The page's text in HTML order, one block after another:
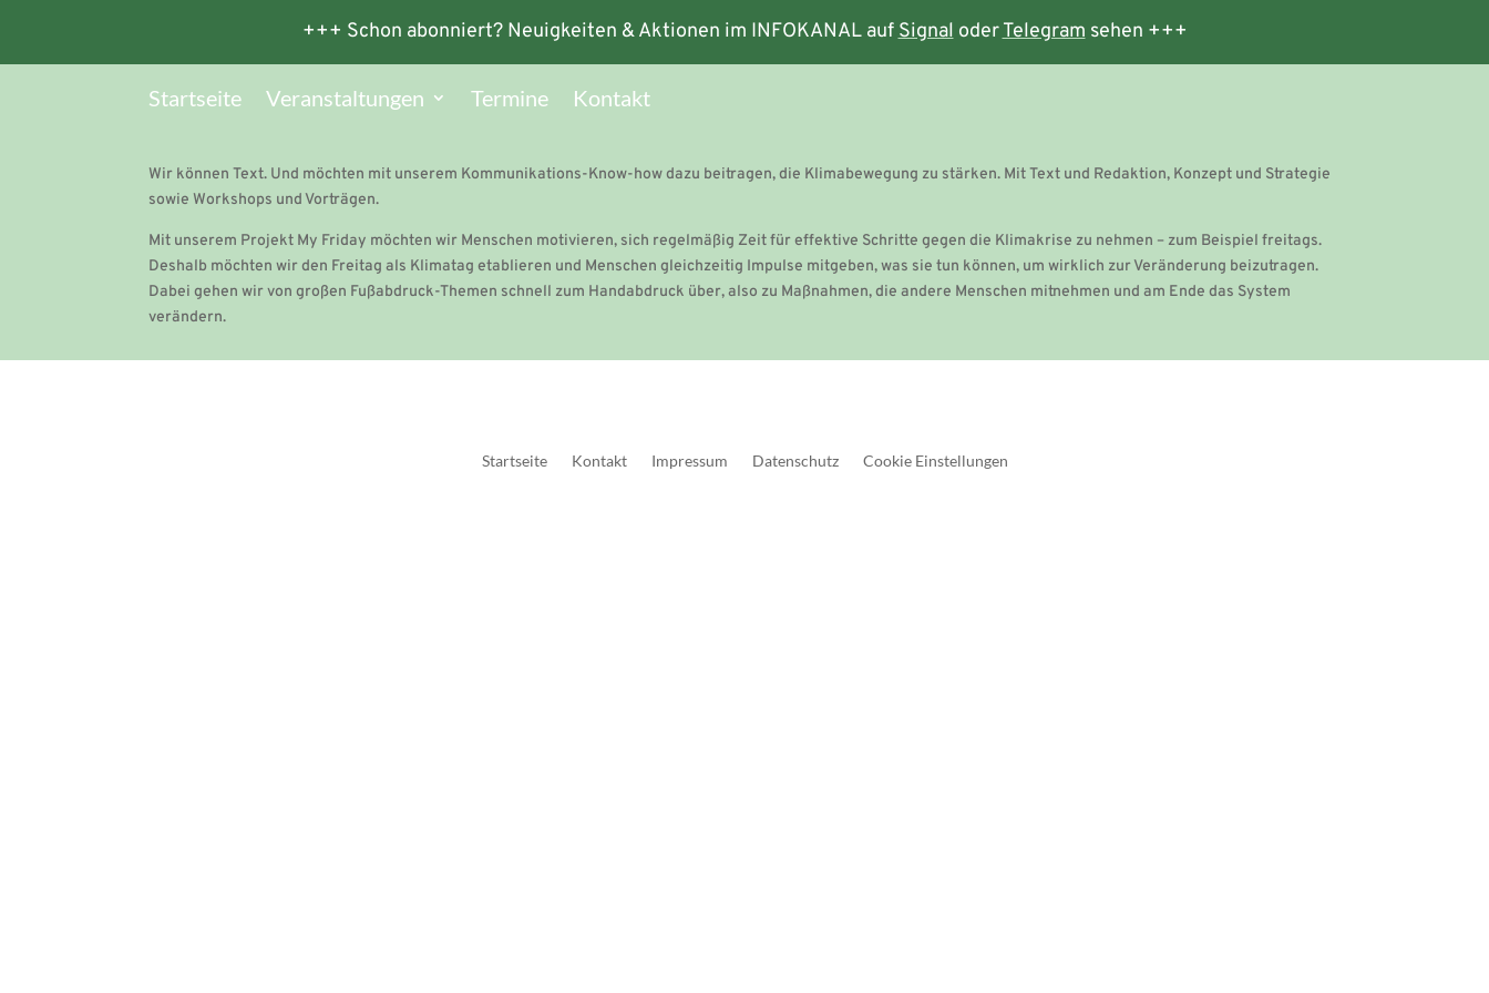
+++ Schon abonniert? Neuigkeiten & Aktionen im INFOKANAL aufSignaloderTelegramsehen +++
Startseite Veranstaltungen Termine Kontakt
Wir können Text. Und möchten mit unserem Kommunikations-Know-how dazu beitragen, die Klimabewegung zu stärken. Mit Text und Redaktion, Konzept und Strategie
sowie Workshops und Vorträgen.
Mit unserem Projekt My Friday möchten wir Menschen motivieren, sich regelmäßig Zeit für effektive Schritte gegen die Klimakrise zu nehmen – zum Beispiel freitags.
Deshalb möchten wir den Freitag als Klimatag etablieren und Menschen gleichzeitig Impulse mitgeben, was sie tun können, um wirklich zur Veränderung beizutragen.
Dabei gehen wir von großen Fußabdruck-Themen schnell zum Handabdruck über, also zu Maßnahmen, die andere Menschen mitnehmen und am Ende das System
verändern.
Startseite Kontakt Impressum Datenschutz Cookie Einstellungen